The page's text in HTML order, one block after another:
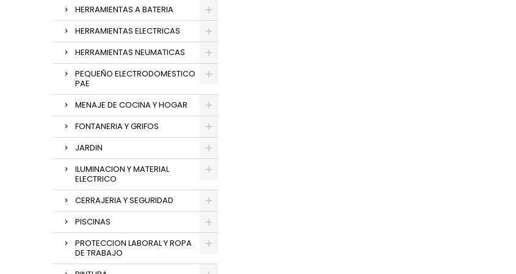
HERRAMIENTAS A BATERIA
HERRAMIENTAS ELECTRICAS
HERRAMIENTAS NEUMATICAS
PEQUEÑO ELECTRODOMESTICO
PAE
MENAJE DE COCINA Y HOGAR
FONTANERIA Y GRIFOS
JARDIN
ILUMINACION Y MATERIAL
ELECTRICO
CERRAJERIA Y SEGURIDAD
PISCINAS
PROTECCION LABORAL Y ROPA
DE TRABAJO